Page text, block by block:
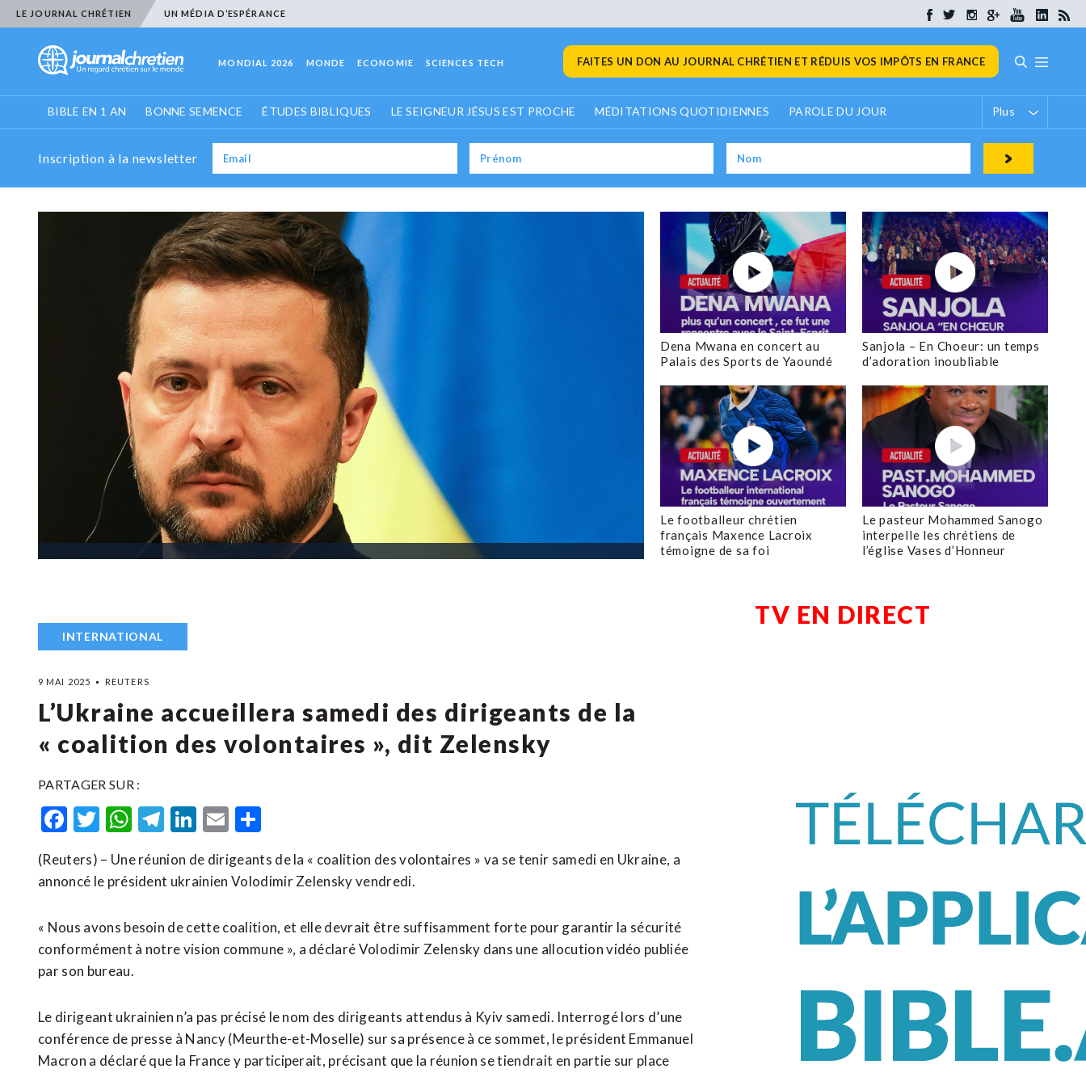
LE JOURNAL CHRÉTIEN UN MÉDIA D’ESPÉRANCE
MONDIAL 2026 MONDE ECONOMIE SCIENCES TECH FAITES UN DON AU JOURNAL CHRÉTIEN ET RÉDUIS VOS IMPÔTS EN FRANCE
BIBLE EN 1 AN BONNE SEMENCE ÉTUDES BIBLIQUES LE SEIGNEUR JÉSUS EST PROCHE MÉDITATIONS QUOTIDIENNES PAROLE DU JOUR Plus
Inscription à la newsletter
Dena Mwana en concert au
Palais des Sports de Yaoundé
Sanjola – En Choeur: un temps
d’adoration inoubliable
Le footballeur chrétien
français Maxence Lacroix
témoigne de sa foi
Le pasteur Mohammed Sanogo
interpelle les chrétiens de
l’église Vases d’Honneur
INTERNATIONAL
9 MAI 2025 REUTERS
L’Ukraine accueillera samedi des dirigeants de la
« coalition des volontaires », dit Zelensky
PARTAGER SUR :
Facebook
Twitter
WhatsApp
Telegram
LinkedIn
Email
(Reuters) – Une réunion de dirigeants de la « coalition des volontaires » va se tenir samedi en Ukraine, a
annoncé le président ukrainien Volodimir Zelensky vendredi.
« Nous avons besoin de cette coalition, et elle devrait être suffisamment forte pour garantir la sécurité
conformément à notre vision commune », a déclaré Volodimir Zelensky dans une allocution vidéo publiée
par son bureau.
Le dirigeant ukrainien n’a pas précisé le nom des dirigeants attendus à Kyiv samedi. Interrogé lors d’une
conférence de presse à Nancy (Meurthe-et-Moselle) sur sa présence à ce sommet, le président Emmanuel
Macron a déclaré que la France y participerait, précisant que la réunion se tiendrait en partie sur place
TV EN DIRECT